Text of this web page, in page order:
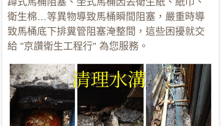
衛生棉…等異物導致馬桶瞬間阻塞，嚴重時導
致馬桶底下排糞管阻塞淹整間，這些困擾就交
給 "京讚衛生工程行" 為您服務。